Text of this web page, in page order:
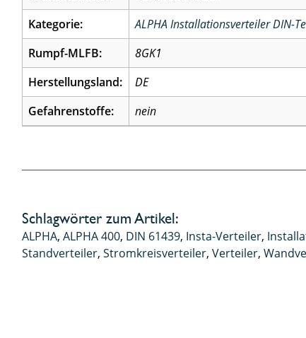
Kategorie:
ALPHA Installationsverteiler DIN-
Rumpf-MLFB:
8GK1
Herstellungsland:
DE
Gefahrenstoffe:
nein
Schlagwörter zum Artikel:
ALPHA,ALPHA 400, DIN 61439, Insta-Verteiler,
Standverteiler,Stromkreisverteiler,Verteiler,